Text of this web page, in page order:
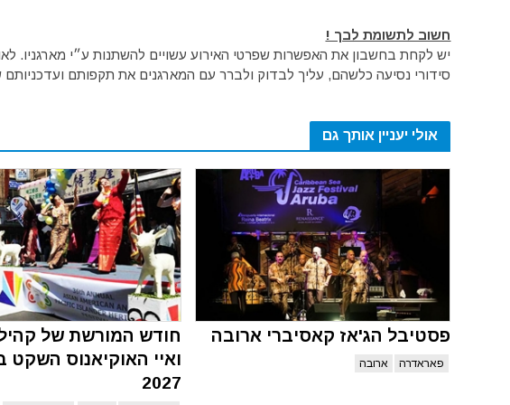
חשוב לתשומת לבך !
יש לקחת בחשבון את האפשרות שפרטי האירוע עשויים להשתנות ע״י מארגניו.
סידורי נסיעה כלשהם, עליך לבדוק ולברר עם המארגנים את תקפותם ועדכניותם
אולי יעניין אותך גם
פסטיבל הג'אז קאסיברי ארובה
פאראדרה ארובה
חודש המורשת של
ואיי האוקיאנוס השקט
2027